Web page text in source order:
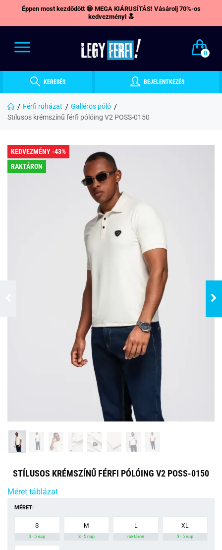
Éppen most kezdődött 😁 MEGA KIÁRUSÍTÁS! Vásárolj 70%-os
kedvezményl 🔝
0
KERESÉS BEJELENTKEZÉS
Férfi ruházat
Galléros póló
Stílusos krémszínű férfi pólóing V2 POSS-0150
KEDVEZMÉNY -43%
RAKTÁRON
STÍLUSOS KRÉMSZÍNŰ FÉRFI PÓLÓING V2 POSS-0150
Méret táblázat
MÉRET:
S
3 - 5 nap
M
3 - 5 nap
L
raktáron
XL
3 - 5 nap